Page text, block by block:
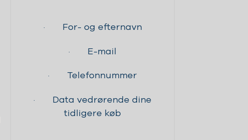
· For- og efternavn
· E-mail
· Telefonnummer
· Data vedrørende dine
tidligere køb